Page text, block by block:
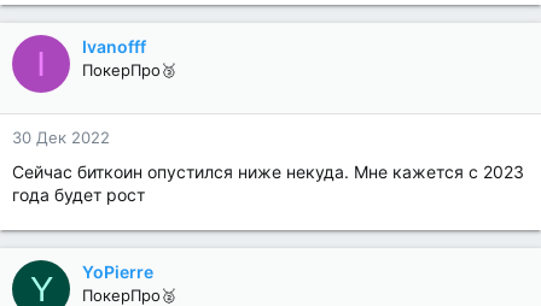
I Ivanofff
ПокерПро🥉
30 Дек 2022
Сейчас биткоин опустился ниже некуда. Мне кажется с 2023
года будет рост
Y YoPierre
ПокерПро🥈